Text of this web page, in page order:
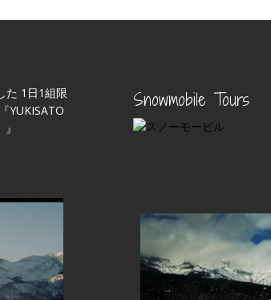
た 1日1組限
YUKISATO
Snowmobile Tours